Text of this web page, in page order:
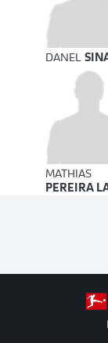
DANEL
MATHIAS
PEREIRA